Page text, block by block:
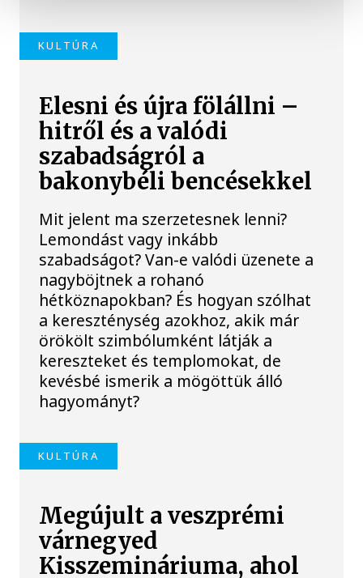
KULTÚRA
Elesni és újra fölállni –
hitről és a valódi
szabadságról a
bakonybéli bencésekkel
Mit jelent ma szerzetesnek lenni?
Lemondást vagy inkább
szabadságot? Van-e valódi üzenete a
nagyböjtnek a rohanó
hétköznapokban? És hogyan szólhat
a kereszténység azokhoz, akik már
örökölt szimbólumként látják a
kereszteket és templomokat, de
kevésbé ismerik a mögöttük álló
hagyományt?
KULTÚRA
Megújult a veszprémi
várnegyed
Kisszemináriuma, ahol